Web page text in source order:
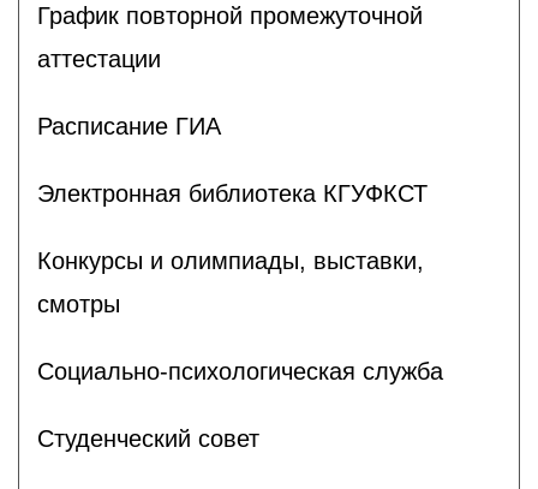
График повторной промежуточной
аттестации
Расписание ГИА
Электронная библиотека КГУФКСТ
Конкурсы и олимпиады, выставки,
смотры
Социально-психологическая служба
Студенческий совет